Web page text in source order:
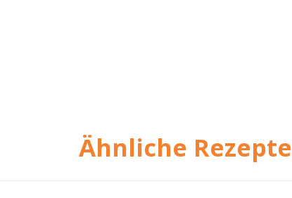
Ähnliche Rezepte